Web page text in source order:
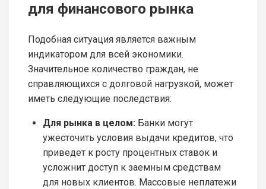
для финансового рынка
Подобная ситуация является важным
индикатором для всей экономики.
Значительное количество граждан, не
справляющихся с долговой нагрузкой, может
иметь следующие последствия:
Для рынка в целом: Банки могут
ужесточить условия выдачи кредитов, что
приведет к росту процентных ставок и
усложнит доступ к заемным средствам
для новых клиентов. Массовые неплатежи